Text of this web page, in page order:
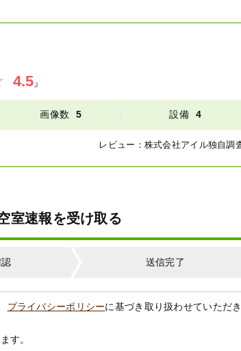
4.5』
画像数 5 設備 4
レビュー： 株式会社アイル独自調
室速報を受け取る
送信完了
プライバシーポリシーに基づき取り扱わせていただ
す。